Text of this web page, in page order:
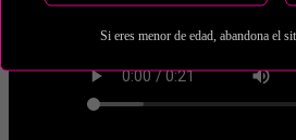
Si eres menor de edad, abandona el